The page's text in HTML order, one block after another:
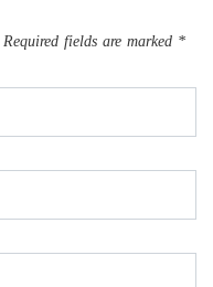
Required fields are marked *